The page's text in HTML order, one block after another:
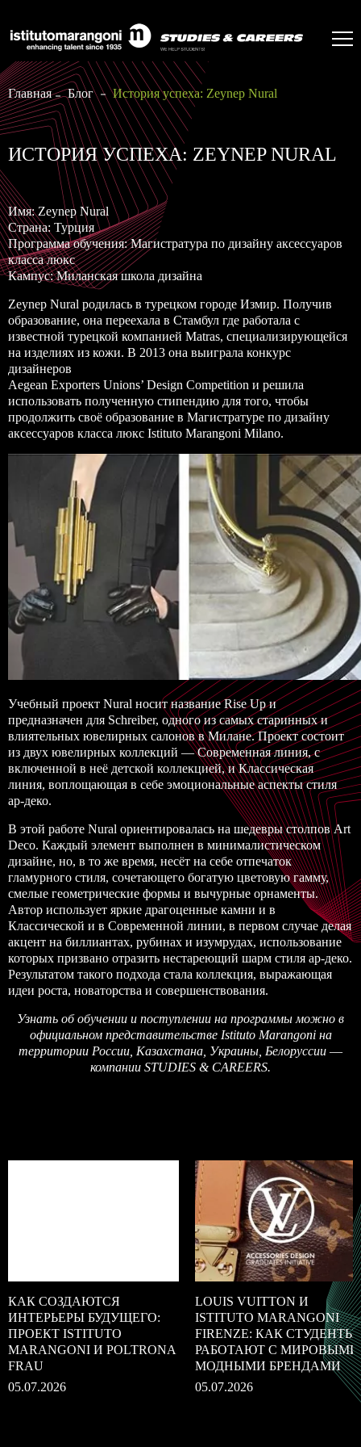
Главная Блог История успеха: Zeynep Nural
ИСТОРИЯ УСПЕХА: ZEYNEP NURAL
Имя: Zeynep Nural
Страна: Турция
Программа обучения:Магистратура по дизайну аксессуаров
класса люкс
Кампус: Миланская школа дизайна
Zeynep Nural родилась в турецком городе Измир. Получив
образование, она переехала в Стамбул где работала с
известной турецкой компанией Matras, специализирующейся
на изделиях из кожи. В 2013 она выиграла конкурс
дизайнеров
Aegean Exporters Unions’ Design Competition и решила
использовать полученную стипендию для того, чтобы
продолжить своё образование в Магистратуре по дизайну
аксессуаров класса люкс Istituto Marangoni Milano.
Учебный проект Nural носит название ​​Rise Up и
предназначен для Schreiber, одного из самых старинных и
влиятельных ювелирных салонов в Милане. Проект состоит
из двух ювелирных коллекций ― Современная линия, с
включенной в неё детской коллекцией, и Классическая
линия, воплощающая в себе эмоциональные аспекты стиля
ар-деко.
В этой работе Nural ориентировалась на шедевры столпов Art
Deco. Каждый элемент выполнен в минималистическом
дизайне, но, в то же время, несёт на себе отпечаток
гламурного стиля, сочетающего богатую цветовую гамму,
смелые геометрические формы и вычурные орнаменты.
Автор использует яркие драгоценные камни и в
Классической и в Современной линии, в первом случае делая
акцент на биллиантах, рубинах и изумрудах, использование
которых призвано отразить нестареющий шарм стиля ар-деко.
Результатом такого подхода стала коллекция, выражающая
идеи роста, новаторства и совершенствования.
Узнать об обучении и поступлении на программы можно в
официальном представительстве Istituto Marangoni на
территории России, Казахстана, Украины, Белоруссии ―
компании STUDIES & CAREERS.
КАК СОЗДАЮТСЯ
ИНТЕРЬЕРЫ БУДУЩЕГО:
ПРОЕКТ ISTITUTO
MARANGONI И POLTRONA
FRAU
05.07.2026
LOUIS VUITTON И
ISTITUTO MARANGONI
FIRENZE: КАК СТУДЕНТЫ
РАБОТАЮТ С МИРОВЫМИ
МОДНЫМИ БРЕНДАМИ
05.07.2026